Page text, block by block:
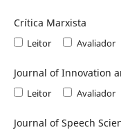
Crítica Marxista
Leitor Avaliador
Journal of Innovation
Leitor Avaliador
Journal of Speech